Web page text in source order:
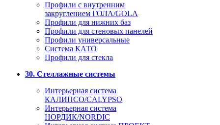
Профили с внутренним
закруглением ГОЛА/GOLA
Профили для нижних баз
Профили для стеновых панелей
Профили универсальные
Система КАТО
Профили для стекла
30. Стеллажные системы
Интерьерная система
КАЛИПСО/CALYPSO
Интерьерная система
НОРДИК/NORDIC